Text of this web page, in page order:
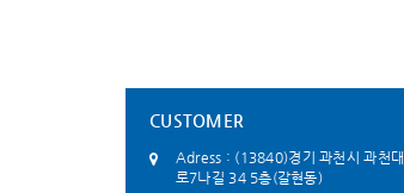
CUSTOMER
Adress : (13840)경기 과천시 과천대
로7나길 34 5층(갈현동)